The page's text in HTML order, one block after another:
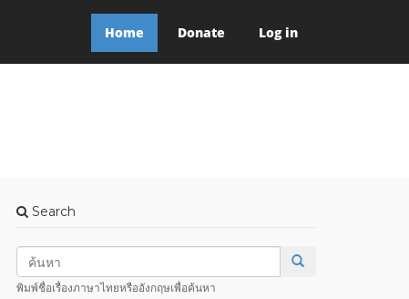
Home Donate Log in
Search
พิมพ์ชื่อเรื่องภาษาไทยหรืออังกฤษเพื่อค้นหา